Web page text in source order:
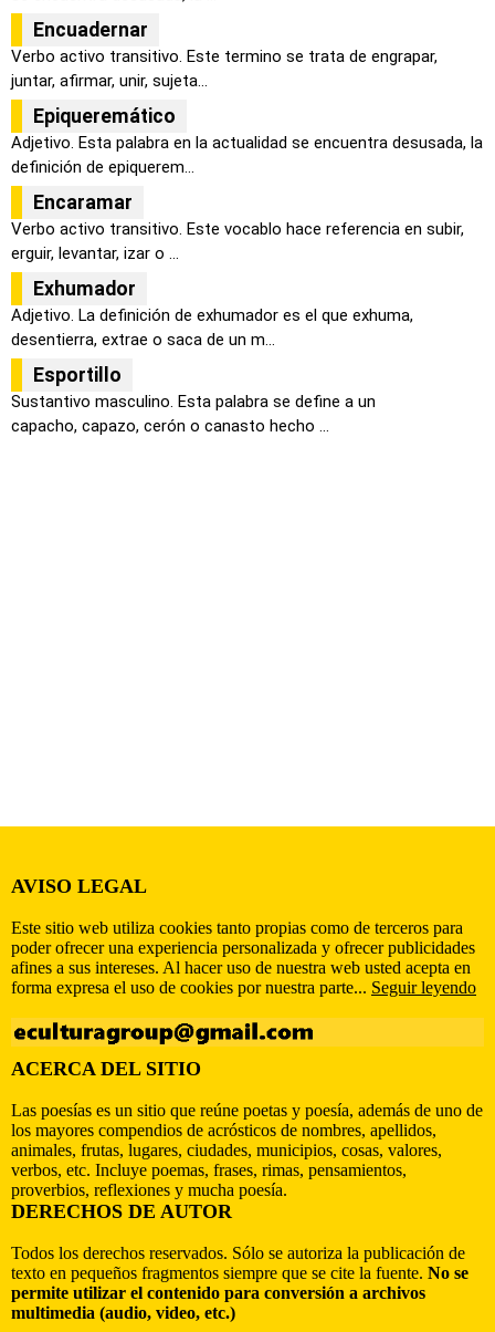
Encuadernar
Verbo activo transitivo. Este termino se trata de engrapar,
juntar, afirmar, unir, sujeta...
Epiqueremático
Adjetivo. Esta palabra en la actualidad se encuentra desusada, la
definición de epiquerem...
Encaramar
Verbo activo transitivo. Este vocablo hace referencia en subir,
erguir, levantar, izar o ...
Exhumador
Adjetivo. La definición de exhumador es el que exhuma,
desentierra, extrae o saca de un m...
Esportillo
Sustantivo masculino. Esta palabra se define a un
capacho, capazo, cerón o canasto hecho ...
AVISO LEGAL
Este sitio web utiliza cookies tanto propias como de terceros para
poder ofrecer una experiencia personalizada y ofrecer publicidades
afines a sus intereses. Al hacer uso de nuestra web usted acepta en
forma expresa el uso de cookies por nuestra parte... Seguir leyendo
ACERCA DEL SITIO
Las poesías es un sitio que reúne poetas y poesía, además de uno de
los mayores compendios de acrósticos de nombres, apellidos,
animales, frutas, lugares, ciudades, municipios, cosas, valores,
verbos, etc. Incluye poemas, frases, rimas, pensamientos,
proverbios, reflexiones y mucha poesía.
DERECHOS DE AUTOR
Todos los derechos reservados. Sólo se autoriza la publicación de
texto en pequeños fragmentos siempre que se cite la fuente. No se
permite utilizar el contenido para conversión a archivos
multimedia (audio, video, etc.)